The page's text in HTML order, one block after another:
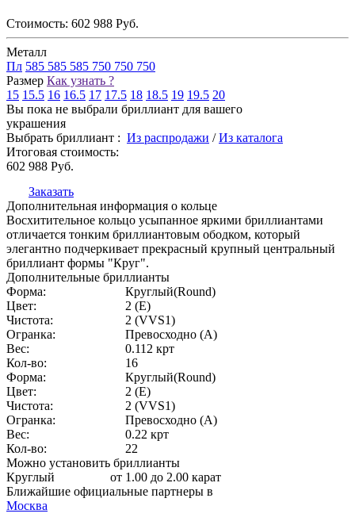
Стоимость: 602 988 Руб.
Металл
Пл 585 585 585 750 750 750
Размер Как узнать ?
15 15.5 16 16.5 17 17.5 18 18.5 19 19.5 20
Вы пока не выбрали бриллиант для вашего
украшения
Выбрать бриллиант : Из распродажи /Из каталога
Итоговая стоимость:
602 988 Руб.
Заказать
Дополнительная информация о кольце
Восхитительное кольцо усыпанное яркими бриллиантами
отличается тонким бриллиантовым ободком, который
элегантно подчеркивает прекрасный крупный центральный
бриллиант формы "Круг".
Дополнительные бриллианты
Форма:
Круглый(Round)
Цвет:
2 (E)
Чистота:
2 (VVS1)
Огранка:
Превосходно (А)
Вес:
0.112 крт
Кол-во:
16
Форма:
Круглый(Round)
Цвет:
2 (E)
Чистота:
2 (VVS1)
Огранка:
Превосходно (А)
Вес:
0.22 крт
Кол-во:
22
Можно установить бриллианты
Круглый
от 1.00 до 2.00 карат
Ближайшие официальные партнеры в
Москва